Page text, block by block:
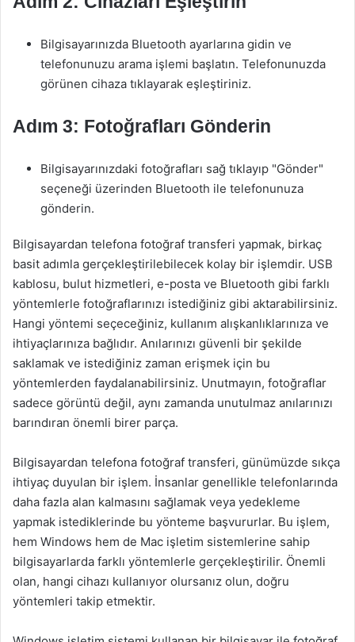
Bilgisayarınızda Bluetooth ayarlarına gidin ve
telefonunuzu arama işlemi başlatın. Telefonunuzda
görünen cihaza tıklayarak eşleştiriniz.
Adım 3: Fotoğrafları Gönderin
Bilgisayarınızdaki fotoğrafları sağ tıklayıp "Gönder"
seçeneği üzerinden Bluetooth ile telefonunuza
gönderin.
Bilgisayardan telefona fotoğraf transferi yapmak, birkaç
basit adımla gerçekleştirilebilecek kolay bir işlemdir. USB
kablosu, bulut hizmetleri, e-posta ve Bluetooth gibi farklı
yöntemlerle fotoğraflarınızı istediğiniz gibi aktarabilirsiniz.
Hangi yöntemi seçeceğiniz, kullanım alışkanlıklarınıza ve
ihtiyaçlarınıza bağlıdır. Anılarınızı güvenli bir şekilde
saklamak ve istediğiniz zaman erişmek için bu
yöntemlerden faydalanabilirsiniz. Unutmayın, fotoğraflar
sadece görüntü değil, aynı zamanda unutulmaz anılarınızı
barındıran önemli birer parça.
Bilgisayardan telefona fotoğraf transferi, günümüzde sıkça
ihtiyaç duyulan bir işlem. İnsanlar genellikle telefonlarında
daha fazla alan kalmasını sağlamak veya yedekleme
yapmak istediklerinde bu yönteme başvururlar. Bu işlem,
hem Windows hem de Mac işletim sistemlerine sahip
bilgisayarlarda farklı yöntemlerle gerçekleştirilir. Önemli
olan, hangi cihazı kullanıyor olursanız olun, doğru
yöntemleri takip etmektir.